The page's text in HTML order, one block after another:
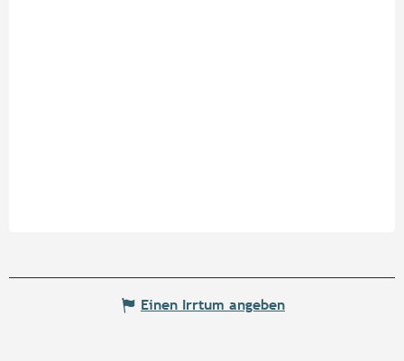
Einen Irrtum angeben